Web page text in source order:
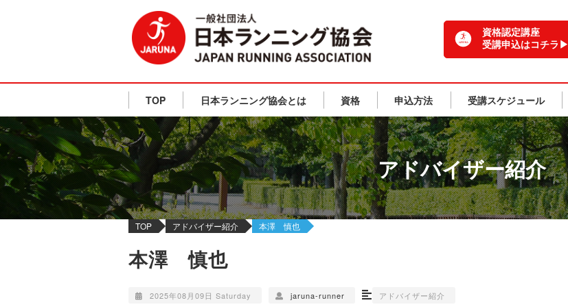
資格認定講座
受講申込はコチラ▶
TOP 日本ランニング協会とは 資格 申込方法 受講スケジュール
アドバイザー紹介
TOP アドバイザー紹介 本澤 慎也
本澤 慎也
2025年08月09日 Saturday jaruna-runner アドバイザー紹介